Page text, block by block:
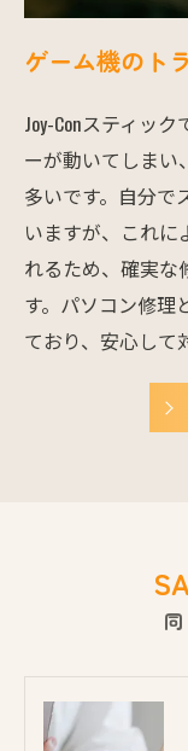
ゲーム機のト
Joy-Conスティッ
ーが動いてしまい
多いです。自分で
いますが、これに
れるため、確実な
す。パソコン修理
ており、安心して